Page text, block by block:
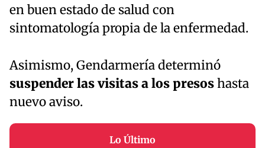
en buen estado de salud con
sintomatología propia de la enfermedad.
Asimismo, Gendarmería determinó
suspender las visitas a los presoshasta
nuevo aviso.
Lo Último